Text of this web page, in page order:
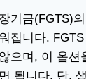
기금(FGTS)
집니다.
으며, 이 옵션
됩니다. 단,